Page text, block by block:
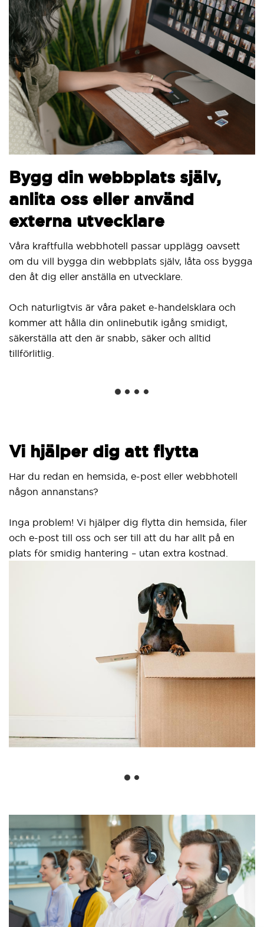
Bygg din webbplats själv,
anlita oss eller använd
externa utvecklare
Våra kraftfulla webbhotell passar upplägg oavsett
om du vill bygga din webbplats själv, låta oss bygga
den åt dig eller anställa en utvecklare.
Och naturligtvis är våra paket e-handelsklara och
kommer att hålla din onlinebutik igång smidigt,
säkerställa att den är snabb, säker och alltid
tillförlitlig.
Vi hjälper dig att flytta
Har du redan en hemsida, e-post eller webbhotell
någon annanstans?
Inga problem! Vi hjälper dig flytta din hemsida, filer
och e-post till oss och ser till att du har allt på en
plats för smidig hantering – utan extra kostnad.